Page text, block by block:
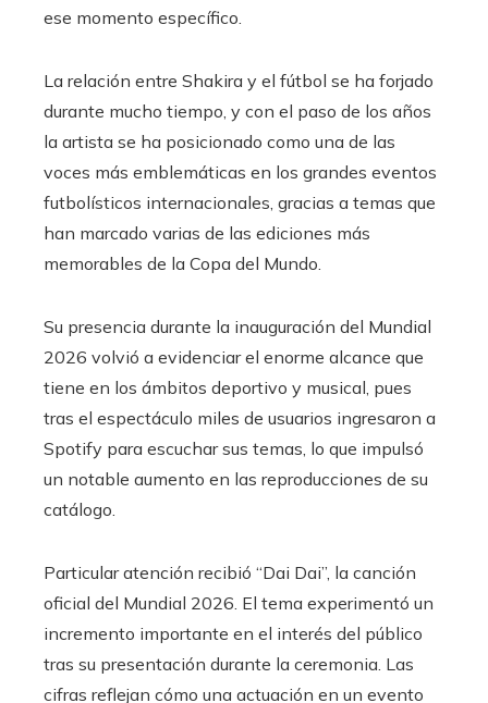
ese momento específico.
La relación entre Shakira y el fútbol se ha forjado
durante mucho tiempo, y con el paso de los años
la artista se ha posicionado como una de las
voces más emblemáticas en los grandes eventos
futbolísticos internacionales, gracias a temas que
han marcado varias de las ediciones más
memorables de la Copa del Mundo.
Su presencia durante la inauguración del Mundial
2026 volvió a evidenciar el enorme alcance que
tiene en los ámbitos deportivo y musical, pues
tras el espectáculo miles de usuarios ingresaron a
Spotify para escuchar sus temas, lo que impulsó
un notable aumento en las reproducciones de su
catálogo.
Particular atención recibió “Dai Dai”, la canción
oficial del Mundial 2026. El tema experimentó un
incremento importante en el interés del público
tras su presentación durante la ceremonia. Las
cifras reflejan cómo una actuación en un evento